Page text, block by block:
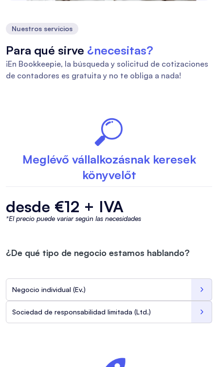
Nuestros servicios
Para qué sirve ¿necesitas?
¡En Bookkeepie, la búsqueda y solicitud de cotizaciones
de contadores es gratuita y no te obliga a nada!
Meglévő vállalkozásnak keresek
könyvelőt
desde €12 + IVA
*El precio puede variar según las necesidades
¿De qué tipo de negocio estamos hablando?
Negocio individual (Ev.) 
Sociedad de responsabilidad limitada (Ltd.) 